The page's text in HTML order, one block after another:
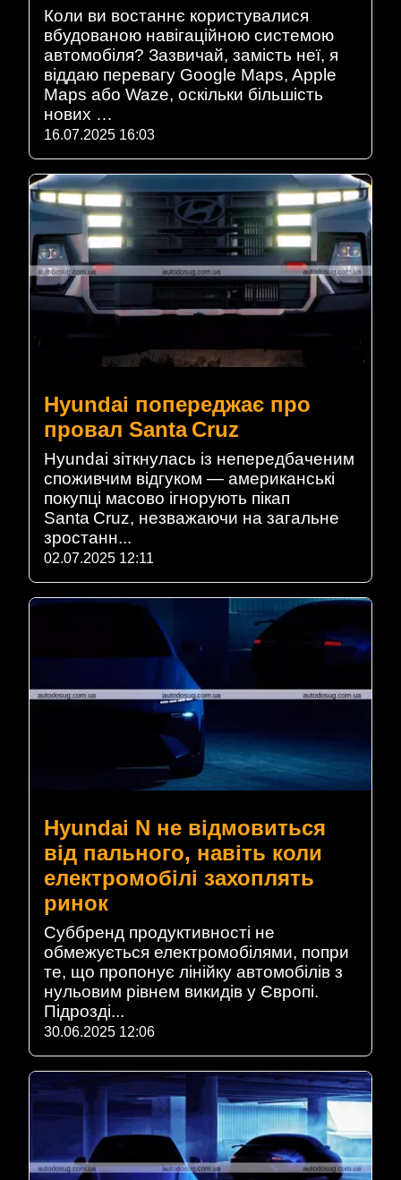
Коли ви востаннє користувалися
вбудованою навігаційною системою
автомобіля? Зазвичай, замість неї, я
віддаю перевагу Google Maps, Apple
Maps або Waze, оскільки більшість
нових …
16.07.2025 16:03
Hyundai попереджає про
провал Santa Cruz
Hyundai зіткнулась із непередбаченим
споживчим відгуком — американські
покупці масово ігнорують пікап
Santa Cruz, незважаючи на загальне
зростанн...
02.07.2025 12:11
Hyundai N не відмовиться
від пального, навіть коли
електромобілі захоплять
ринок
Суббренд продуктивності не
обмежується електромобілями, попри
те, що пропонує лінійку автомобілів з
нульовим рівнем викидів у Європі.
Підрозді...
30.06.2025 12:06